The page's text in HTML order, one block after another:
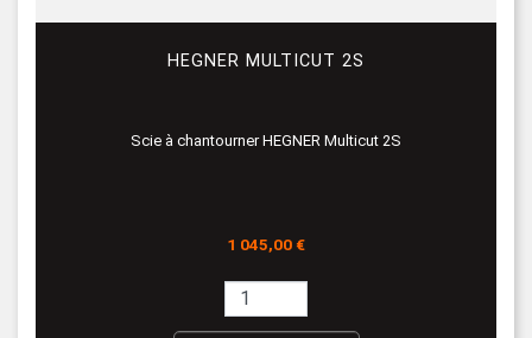
HEGNER MULTICUT 2S
Scie à chantourner HEGNER Multicut 2S
Prix
1 045,00 €